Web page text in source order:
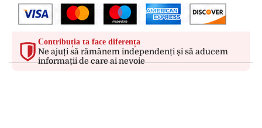
Contribuția ta face diferența
Ne ajuți să rămânem independenți și să aducem
informații de care ai nevoie